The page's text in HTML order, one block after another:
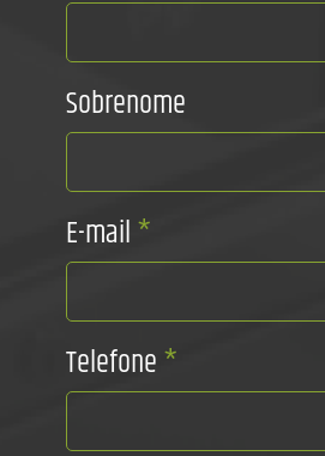
Sobrenome
E-mail*
Telefone*